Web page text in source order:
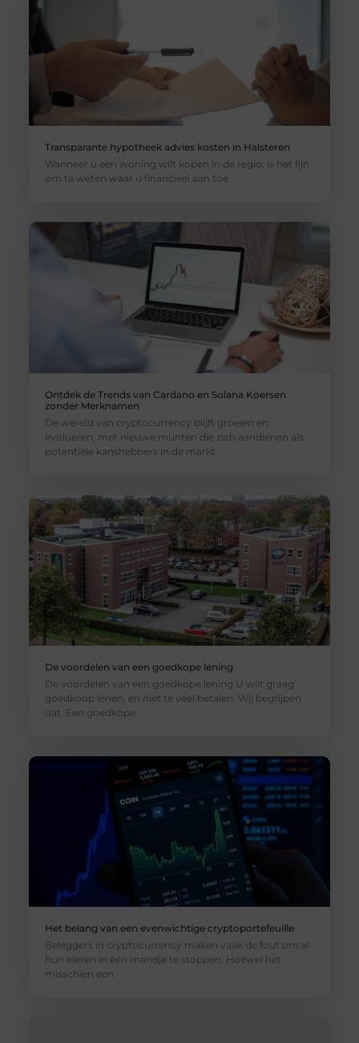
Transparante hypotheek advies kosten in Halsteren
Wanneer u een woning wilt kopen in de regio, is het fijn
om te weten waar u financieel aan toe
Ontdek de Trends van Cardano en Solana Koersen
zonder Merknamen
De wereld van cryptocurrency blijft groeien en
evolueren, met nieuwe munten die zich aandienen als
potentiële kanshebbers in de markt.
De voordelen van een goedkope lening
De voordelen van een goedkope lening U wilt graag
goedkoop lenen, en niet te veel betalen. Wij begrijpen
dat. Een goedkope
Het belang van een evenwichtige cryptoportefeuille
Beleggers in cryptocurrency maken vaak de fout om al
hun eieren in één mandje te stoppen. Hoewel het
misschien een